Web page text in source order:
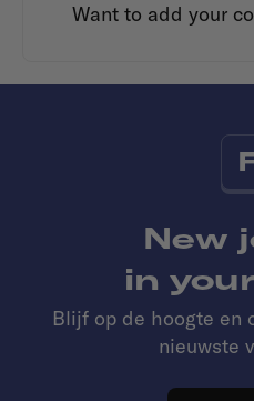
Want to add your
New
in
Blijf op de hoogte en
nieuwste